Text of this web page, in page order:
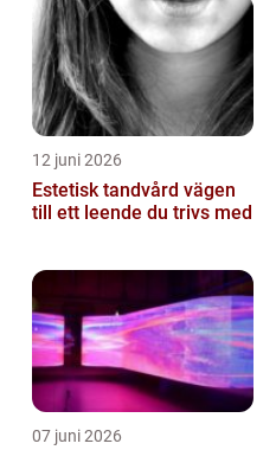
12 juni 2026
Estetisk tandvård vägen
till ett leende du trivs med
07 juni 2026